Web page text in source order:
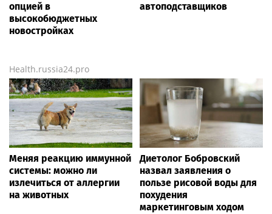
опцией в
высокобюджетных
новостройках
автоподставщиков
Health.russia24.pro
Меняя реакцию иммунной
системы: можно ли
излечиться от аллергии
на животных
Диетолог Бобровский
назвал заявления о
пользе рисовой воды для
похудения
маркетинговым ходом